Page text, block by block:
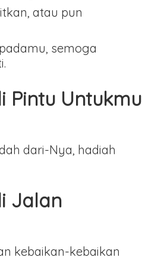
atau pun
semoga
Pintu Untukmu
dari-Nya, hadiah
Jalan
kebaikan-kebaikan